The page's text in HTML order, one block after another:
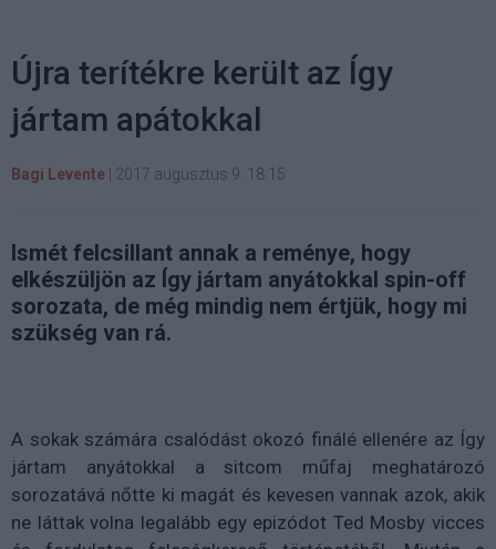
Újra terítékre került az Így
jártam apátokkal
Bagi Levente | 2017 augusztus 9. 18:15
Ismét felcsillant annak a reménye, hogy
elkészüljön az Így jártam anyátokkal spin-off
sorozata, de még mindig nem értjük, hogy mi
szükség van rá.
A sokak számára csalódást okozó finálé ellenére az Így
jártam anyátokkal a sitcom műfaj meghatározó
sorozatává nőtte ki magát és kevesen vannak azok, akik
ne láttak volna legalább egy epizódot Ted Mosby vicces